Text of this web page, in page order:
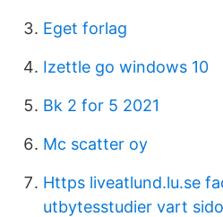
Eget forlag
Izettle go windows 10
Bk 2 for 5 2021
Mc scatter oy
Https liveatlund.lu.se
utbytesstudier vart